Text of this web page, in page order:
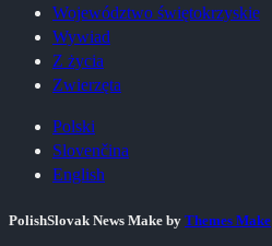
Województwo świętokrzyskie
Wywiad
Z życia
Zwierzęta
Polski
Slovenčina
English
PolishSlovak News Make by Themes Make